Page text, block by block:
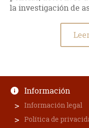
la investigación de
Información
Información legal
Política de